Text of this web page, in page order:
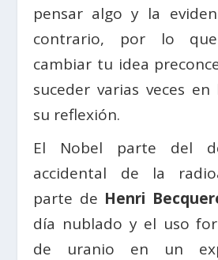
pensar algo y la
contrario, por lo
cambiar tu idea
suceder varias veces en
su reflexión.
El Nobel parte del
accidental de la
parte de Henri
día nublado y el uso
de uranio en un